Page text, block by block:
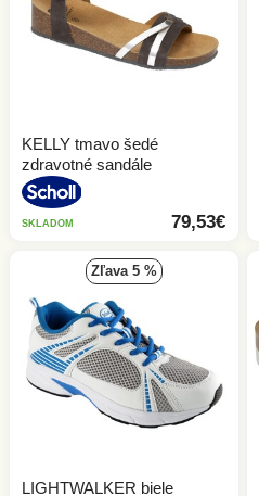
KELLY tmavo šedé
zdravotné sandále
79,53€
SKLADOM
zľava 5 %
LIGHTWALKER biele